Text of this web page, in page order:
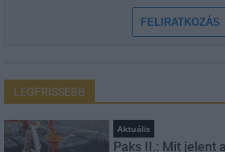
FELIRATKOZÁS
LEGFRISSEBB
Aktuális
Paks II.: Mit jelent